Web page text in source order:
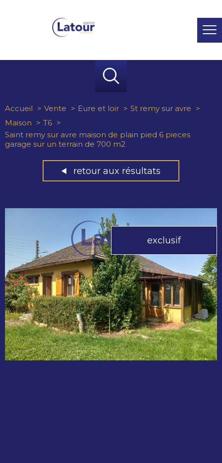
Accueil Vente Eure et loir
St remy sur avre
Maison
T6
Saint remy sur avre maison de plain pied 6 pieces
garage sur un terrain de 700 m2
retour aux résultats
exclusif